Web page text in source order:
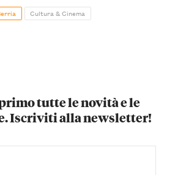
Cultura & Cinema
tutte le novità e le
Iscriviti alla newsletter!